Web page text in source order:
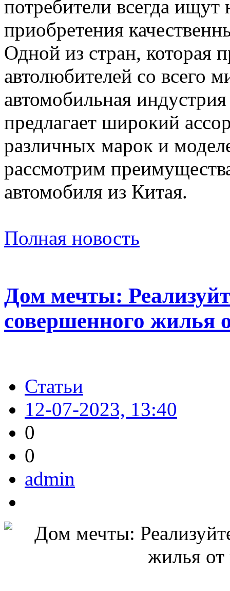
потребители всегда
приобретения
Одной из стран, которая
автолюбителей со всего
автомобильная
предлагает широкий
различных марок и
рассмотрим
автомобиля из Китая.
Полная новость
Дом мечты:
совершенного жилья
Статьи
12-07-2023, 13:40
0
0
admin